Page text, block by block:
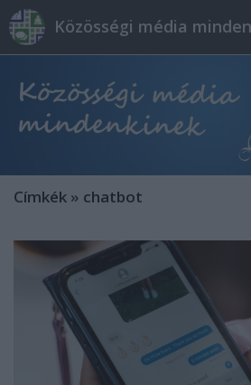
Közösségi média
Címkék » chatbot